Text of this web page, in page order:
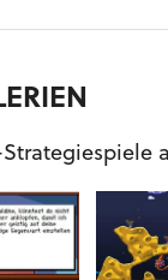
Strategiespiele